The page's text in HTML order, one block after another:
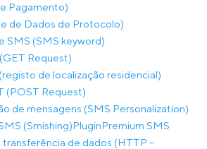
Pagamento)
de Dados de Protocolo)
SMS (SMS keyword)
Request)
de localização residencial)
(POST Request)
de mensagens (SMS Personalization)
(Smishing)PluginPremium SMS
de dados (HTTP –